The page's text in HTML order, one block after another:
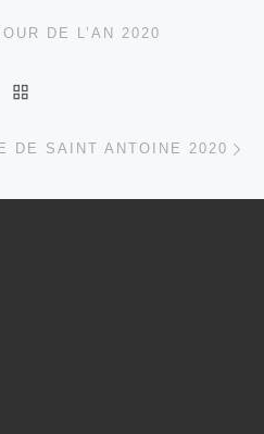
DE L’AN 2020
DE SAINT ANTOINE 2020